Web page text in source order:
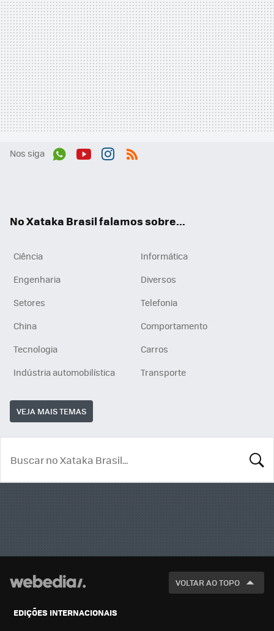
Nos siga
No Xataka Brasil falamos sobre...
Ciência
Informática
Engenharia
Diversos
Setores
Telefonia
China
Comportamento
Tecnologia
Carros
Indústria automobilística
Transporte
VEJA MAIS TEMAS
VOLTAR AO TOPO
EDIÇÕES INTERNACIONAIS